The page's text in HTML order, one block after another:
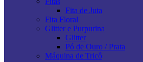
Fita de Juta
Fita Floral
Glitter e Purpurina
Glitter
Pó de Ouro / Prata
Máquina de Tricô